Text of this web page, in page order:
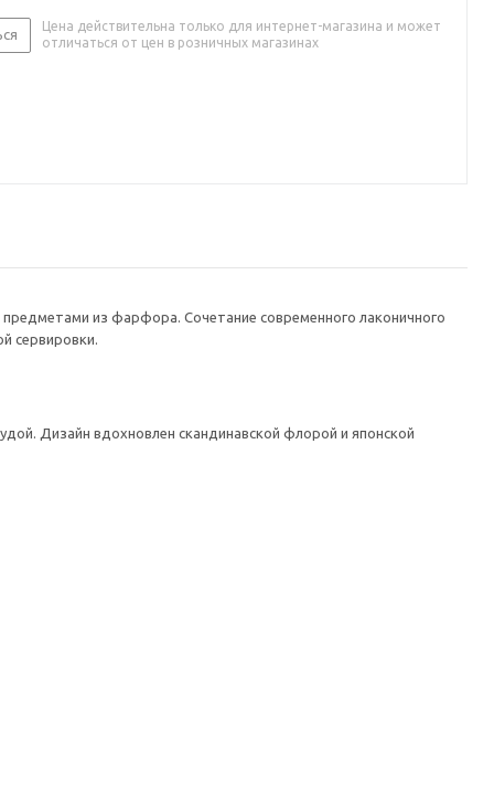
Цена действительна только для интернет-магазина и может
отличаться от цен в розничных магазинах
из фарфора. Сочетание современного лаконичного
сервировки.
Дизайн вдохновлен скандинавской флорой и японской